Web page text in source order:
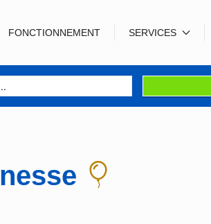
FONCTIONNEMENT SERVICES